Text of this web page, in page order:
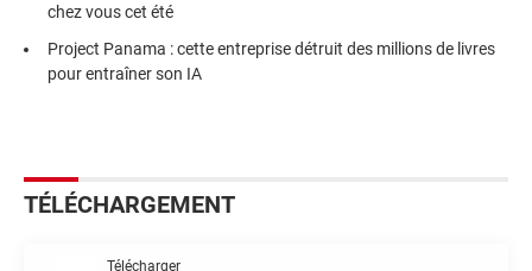
chez vous cet été
Project Panama : cette entreprise détruit des millions de livres
pour entraîner son IA
TÉLÉCHARGEMENT
Télécharger